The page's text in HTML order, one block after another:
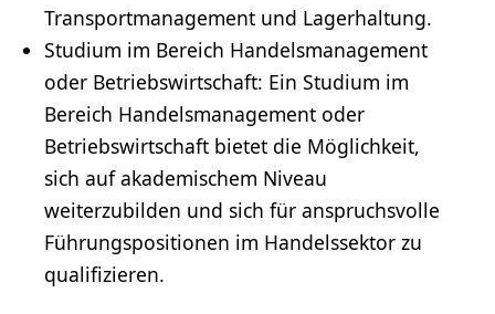
Transportmanagement und Lagerhaltung.
Studium im Bereich Handelsmanagement
oder Betriebswirtschaft: Ein Studium im
Bereich Handelsmanagement oder
Betriebswirtschaft bietet die Möglichkeit,
sich auf akademischem Niveau
weiterzubilden und sich für anspruchsvolle
Führungspositionen im Handelssektor zu
qualifizieren.